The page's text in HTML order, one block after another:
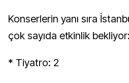
Konserlerin yanı sıra
çok sayıda etkinlik bekliyor:
* Tiyatro: 2